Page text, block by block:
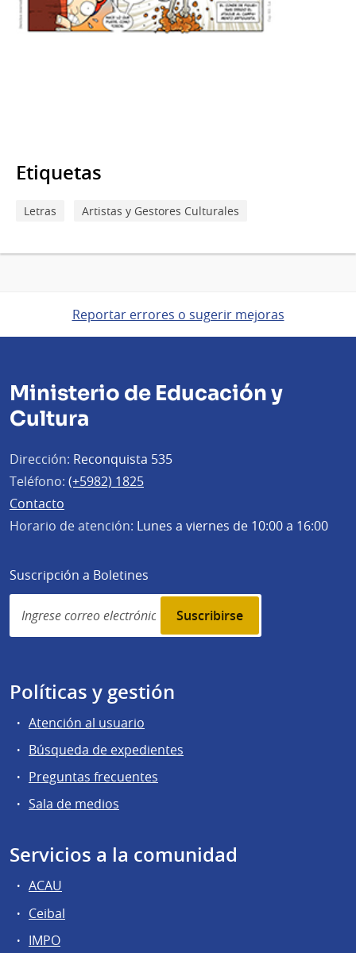
Etiquetas
Letras Artistas y Gestores Culturales
Reportar errores o sugerir mejoras
Ministerio de Educación y
Cultura
Dirección: Reconquista 535
Teléfono: (+5982) 1825
Contacto
Horario de atención: Lunes a viernes de 10:00 a 16:00
Suscripción a Boletines
Simplenews
subscription
Políticas y gestión
Atención al usuario
Búsqueda de expedientes
Preguntas frecuentes
Sala de medios
Servicios a la comunidad
ACAU
Ceibal
IMPO